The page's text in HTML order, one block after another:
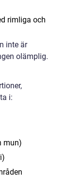
rimliga och
inte är
olämplig.
i:
mun)